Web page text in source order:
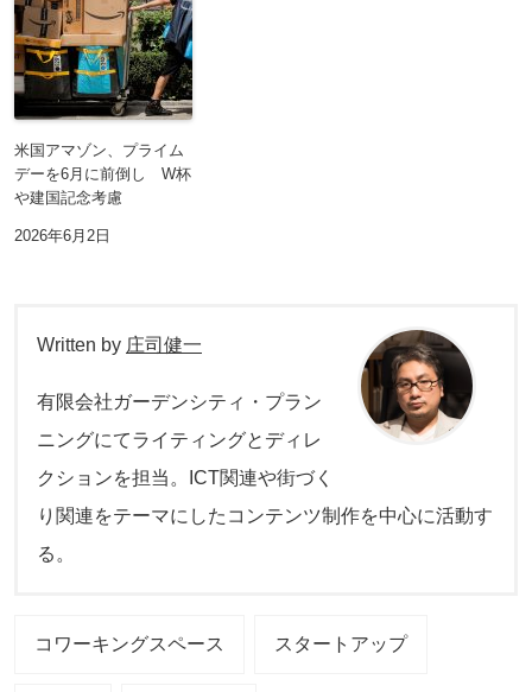
米国アマゾン、プライム
デーを6月に前倒し W杯
や建国記念考慮
2026年6月2日
Written by 庄司健一
有限会社ガーデンシティ・プラン
ニングにてライティングとディレ
クションを担当。ICT関連や街づく
り関連をテーマにしたコンテンツ制作を中心に活動す
る。
コワーキングスペース スタートアップ